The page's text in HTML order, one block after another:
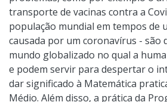
transporte de vacinas contra a
população mundial em tempos de
causada por um coronavírus - são
mundo globalizado no qual a
e podem servir para despertar o
dar significado à Matemática
Médio. Além disso, a prática da